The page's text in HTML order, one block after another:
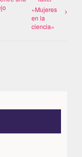
«Mujeres
en la
ciencia»